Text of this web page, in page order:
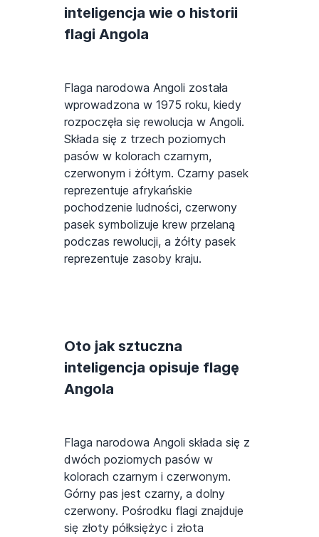
inteligencja wie o historii
flagi Angola
Flaga narodowa Angoli została
wprowadzona w 1975 roku, kiedy
rozpoczęła się rewolucja w Angoli.
Składa się z trzech poziomych
pasów w kolorach czarnym,
czerwonym i żółtym. Czarny pasek
reprezentuje afrykańskie
pochodzenie ludności, czerwony
pasek symbolizuje krew przelaną
podczas rewolucji, a żółty pasek
reprezentuje zasoby kraju.
Oto jak sztuczna
inteligencja opisuje flagę
Angola
Flaga narodowa Angoli składa się z
dwóch poziomych pasów w
kolorach czarnym i czerwonym.
Górny pas jest czarny, a dolny
czerwony. Pośrodku flagi znajduje
się złoty półksiężyc i złota